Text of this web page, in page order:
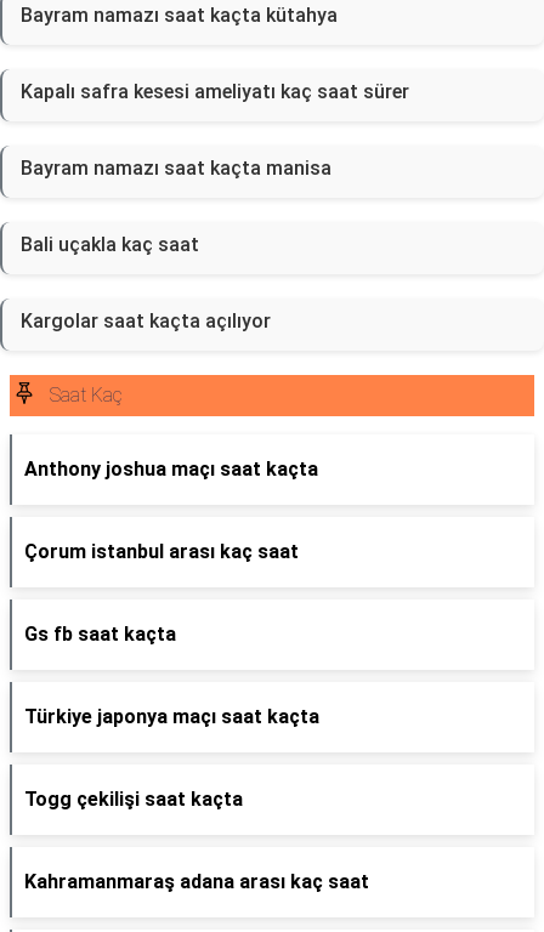
Bayram namazı saat kaçta kütahya
Kapalı safra kesesi ameliyatı kaç saat sürer
Bayram namazı saat kaçta manisa
Bali uçakla kaç saat
Kargolar saat kaçta açılıyor
Saat Kaç
Anthony joshua maçı saat kaçta
Çorum istanbul arası kaç saat
Gs fb saat kaçta
Türkiye japonya maçı saat kaçta
Togg çekilişi saat kaçta
Kahramanmaraş adana arası kaç saat